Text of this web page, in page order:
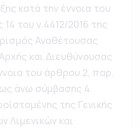
κατά την έννοια του
του ν.4412/2016 της
Αναθέτουσας
και Διευθύνουσας
του άρθρου 2, παρ.
άνω σύμβασης 4.
της Γενικής
Λιμενικών και